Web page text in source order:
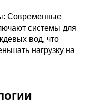
Современные
системы для
вод, что
нагрузку на